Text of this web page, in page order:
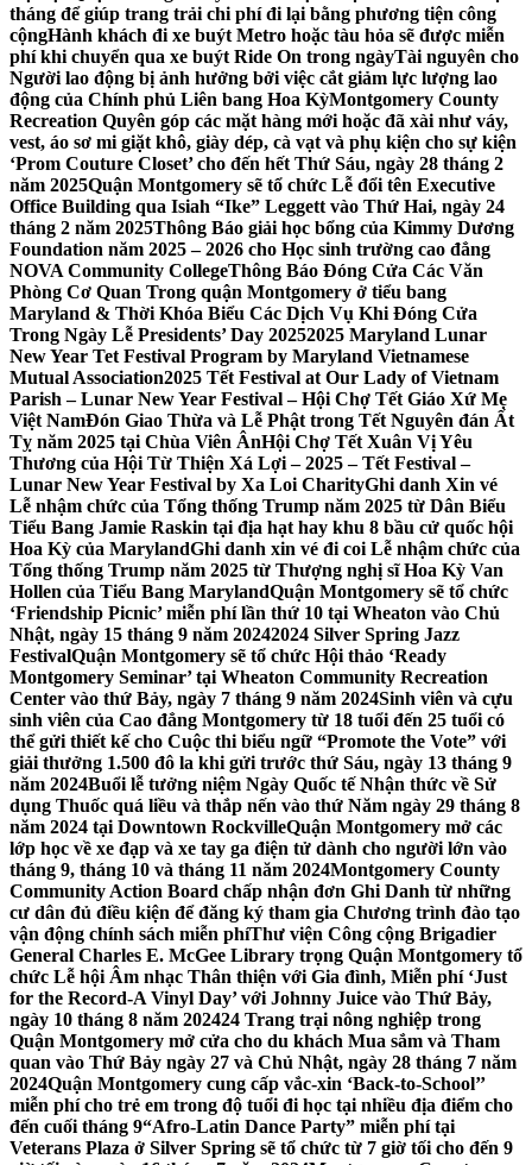
tháng để giúp trang trải chi phí đi lại bằng phương tiện công
cộngHành khách đi xe buýt Metro hoặc tàu hỏa sẽ được miễn
phí khi chuyển qua xe buýt Ride On trong ngàyTài nguyên cho
Người lao động bị ảnh hưởng bởi việc cắt giảm lực lượng lao
động của Chính phủ Liên bang Hoa KỳMontgomery County
Recreation Quyên góp các mặt hàng mới hoặc đã xài như váy,
vest, áo sơ mi giặt khô, giày dép, cà vạt và phụ kiện cho sự kiện
‘Prom Couture Closet’ cho đến hết Thứ Sáu, ngày 28 tháng 2
năm 2025Quận Montgomery sẽ tổ chức Lễ đổi tên Executive
Office Building qua Isiah “Ike” Leggett vào Thứ Hai, ngày 24
tháng 2 năm 2025Thông Báo giải học bổng của Kimmy Dương
Foundation năm 2025 – 2026 cho Học sinh trường cao đẳng
NOVA Community CollegeThông Báo Đóng Cửa Các Văn
Phòng Cơ Quan Trong quận Montgomery ở tiểu bang
Maryland & Thời Khóa Biểu Các Dịch Vụ Khi Đóng Cửa
Trong Ngày Lễ Presidents’ Day 20252025 Maryland Lunar
New Year Tet Festival Program by Maryland Vietnamese
Mutual Association2025 Tết Festival at Our Lady of Vietnam
Parish – Lunar New Year Festival – Hội Chợ Tết Giáo Xứ Mẹ
Việt NamĐón Giao Thừa và Lễ Phật trong Tết Nguyên đán Ất
Tỵ năm 2025 tại Chùa Viên ÂnHội Chợ Tết Xuân Vị Yêu
Thương của Hội Từ Thiện Xá Lợi – 2025 – Tết Festival –
Lunar New Year Festival by Xa Loi CharityGhi danh Xin vé
Lễ nhậm chức của Tổng thống Trump năm 2025 từ Dân Biểu
Tiểu Bang Jamie Raskin tại địa hạt hay khu 8 bầu cử quốc hội
Hoa Kỳ của MarylandGhi danh xin vé đi coi Lễ nhậm chức của
Tổng thống Trump năm 2025 từ Thượng nghị sĩ Hoa Kỳ Van
Hollen của Tiểu Bang MarylandQuận Montgomery sẽ tổ chức
‘Friendship Picnic’ miễn phí lần thứ 10 tại Wheaton vào Chủ
Nhật, ngày 15 tháng 9 năm 20242024 Silver Spring Jazz
FestivalQuận Montgomery sẽ tổ chức Hội thảo ‘Ready
Montgomery Seminar’ tại Wheaton Community Recreation
Center vào thứ Bảy, ngày 7 tháng 9 năm 2024Sinh viên và cựu
sinh viên của Cao đẳng Montgomery từ 18 tuổi đến 25 tuổi có
thể gửi thiết kế cho Cuộc thi biểu ngữ “Promote the Vote” với
giải thưởng 1.500 đô la khi gửi trước thứ Sáu, ngày 13 tháng 9
năm 2024Buổi lễ tưởng niệm Ngày Quốc tế Nhận thức về Sử
dụng Thuốc quá liều và thắp nến vào thứ Năm ngày 29 tháng 8
năm 2024 tại Downtown RockvilleQuận Montgomery mở các
lớp học về xe đạp và xe tay ga điện tử dành cho người lớn vào
tháng 9, tháng 10 và tháng 11 năm 2024Montgomery County
Community Action Board chấp nhận đơn Ghi Danh từ những
cư dân đủ điều kiện để đăng ký tham gia Chương trình đào tạo
vận động chính sách miễn phíThư viện Công cộng Brigadier
General Charles E. McGee Library trọng Quận Montgomery tổ
chức Lễ hội Âm nhạc Thân thiện với Gia đình, Miễn phí ‘Just
for the Record-A Vinyl Day’ với Johnny Juice vào Thứ Bảy,
ngày 10 tháng 8 năm 202424 Trang trại nông nghiệp trong
Quận Montgomery mở cửa cho du khách Mua sắm và Tham
quan vào Thứ Bảy ngày 27 và Chủ Nhật, ngày 28 tháng 7 năm
2024Quận Montgomery cung cấp vắc-xin ‘Back-to-School’’
miễn phí cho trẻ em trong độ tuổi đi học tại nhiều địa điểm cho
đến cuối tháng 9“Afro-Latin Dance Party” miễn phí tại
Veterans Plaza ở Silver Spring sẽ tổ chức từ 7 giờ tối cho đến 9